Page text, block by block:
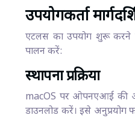
उपयोगकर्ता
एटलस का उपयोग शुरू करने
पालन करें:
स्थापना प्रक्रिया
macOS पर ओपनएआई की
डाउनलोड करें। इसे अनुप्रयोग